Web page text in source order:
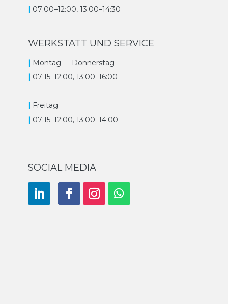
| 07:00–12:00, 13:00–14:30
WERKSTATT UND SERVICE
| Montag - Donnerstag
| 07:15–12:00, 13:00–16:00
| Freitag
| 07:15–12:00, 13:00–14:00
SOCIAL MEDIA